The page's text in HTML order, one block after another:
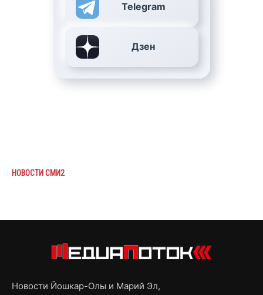
Telegram
Дзен
НОВОСТИ СМИ2
Новости Йошкар-Олы и Марий Эл,